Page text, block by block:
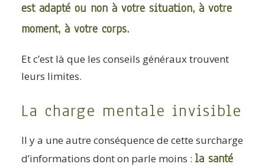
est adapté ou non à votre situation, à votre
moment, à votre corps.
Et c’est là que les conseils généraux trouvent
leurs limites.
La charge mentale invisible
Il y a une autre conséquence de cette surcharge
d’informations dont on parle moins : la santé